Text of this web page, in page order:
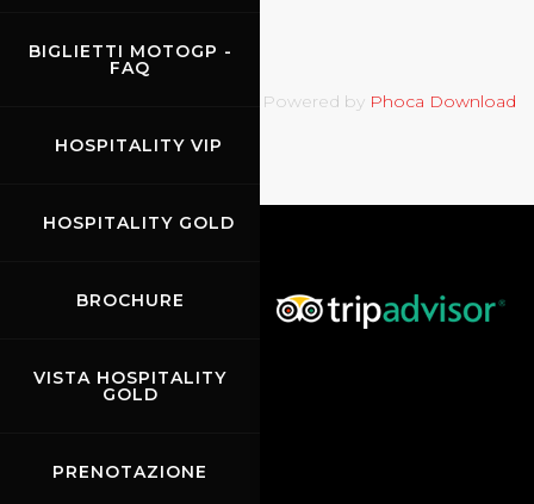
BIGLIETTI MOTOGP -
FAQ
HOSPITALITY VIP
HOSPITALITY GOLD
BROCHURE
VISTA HOSPITALITY
GOLD
PRENOTAZIONE
Powered by Phoca Download